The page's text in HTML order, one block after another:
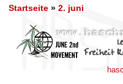
Startseite » 2. juni